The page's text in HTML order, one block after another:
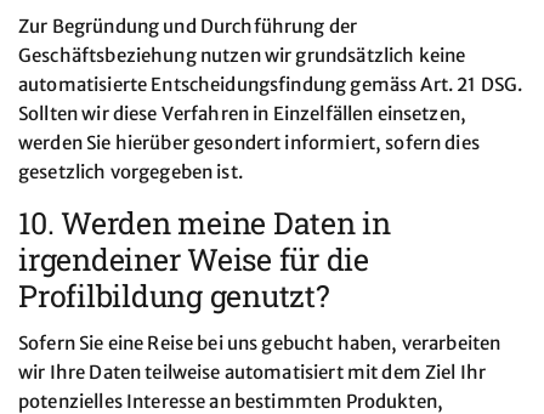
Zur Begründung und Durchführung der
Geschäftsbeziehung nutzen wir grundsätzlich keine
automatisierte Entscheidungsfindung gemäss Art. 21 DSG.
Sollten wir diese Verfahren in Einzelfällen einsetzen,
werden Sie hierüber gesondert informiert, sofern dies
gesetzlich vorgegeben ist.
10. Werden meine Daten in
irgendeiner Weise für die
Profilbildung genutzt?
Sofern Sie eine Reise bei uns gebucht haben, verarbeiten
wir Ihre Daten teilweise automatisiert mit dem Ziel Ihr
potenzielles Interesse an bestimmten Produkten,